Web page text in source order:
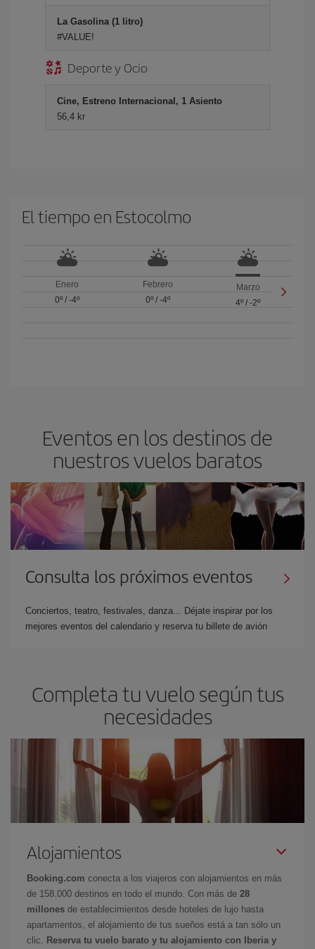
La Gasolina (1 litro)
#VALUE!
Deporte y Ocio
Cine, Estreno Internacional, 1 Asiento
56,4 kr
El tiempo en Estocolmo
Enero
0º/ -4º
Febrero
0º/ -4º
Marzo
4º /-2º
Eventos en los destinos de
nuestros vuelos baratos
Consulta los próximos eventos
Conciertos, teatro, festivales, danza... Déjate inspirar por los
mejores eventos del calendario y reserva tu billete de avión
Completa tu vuelo según tus
necesidades
Alojamientos
Booking.com conecta a los viajeros con alojamientos en más
de 158.000 destinos en todo el mundo. Con más de 28
millones de establecimientos desde hoteles de lujo hasta
apartamentos, el alojamiento de tus sueños está a tan sólo un
clic.
Reserva tu vuelo barato y tu alojamiento con Iberia y